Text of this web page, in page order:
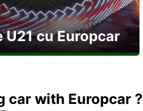
U21 cu Europcar
car with Europcar ?